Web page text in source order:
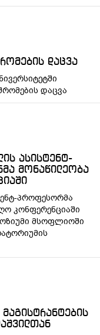
დაცვა
დაცვა
ასისტენტ-
მონაწილეობა
პროფესორმა
კონფერენციაში
მსოფლიოში